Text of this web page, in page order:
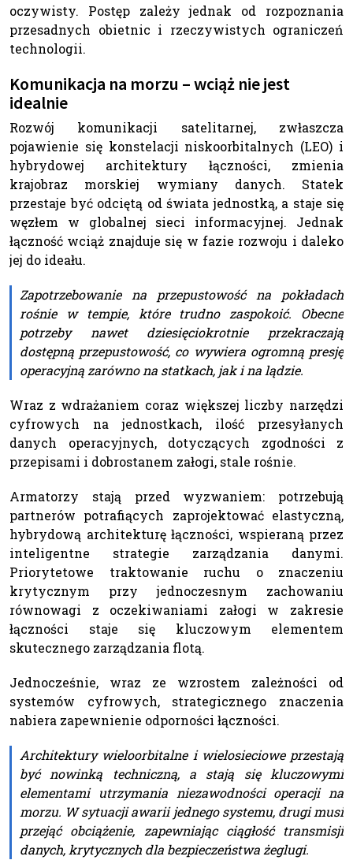
oczywisty. Postęp zależy jednak od rozpoznania
przesadnych obietnic i rzeczywistych ograniczeń
technologii.
Komunikacja na morzu – wciąż nie jest
idealnie
Rozwój komunikacji satelitarnej, zwłaszcza
pojawienie się konstelacji niskoorbitalnych (LEO) i
hybrydowej architektury łączności, zmienia
krajobraz morskiej wymiany danych. Statek
przestaje być odciętą od świata jednostką, a staje się
węzłem w globalnej sieci informacyjnej. Jednak
łączność wciąż znajduje się w fazie rozwoju i daleko
jej do ideału.
Zapotrzebowanie na przepustowość na pokładach
rośnie w tempie, które trudno zaspokoić. Obecne
potrzeby nawet dziesięciokrotnie przekraczają
dostępną przepustowość, co wywiera ogromną presję
operacyjną zarówno na statkach, jak i na lądzie.
Wraz z wdrażaniem coraz większej liczby narzędzi
cyfrowych na jednostkach, ilość przesyłanych
danych operacyjnych, dotyczących zgodności z
przepisami i dobrostanem załogi, stale rośnie.
Armatorzy stają przed wyzwaniem: potrzebują
partnerów potrafiących zaprojektować elastyczną,
hybrydową architekturę łączności, wspieraną przez
inteligentne strategie zarządzania danymi.
Priorytetowe traktowanie ruchu o znaczeniu
krytycznym przy jednoczesnym zachowaniu
równowagi z oczekiwaniami załogi w zakresie
łączności staje się kluczowym elementem
skutecznego zarządzania flotą.
Jednocześnie, wraz ze wzrostem zależności od
systemów cyfrowych, strategicznego znaczenia
nabiera zapewnienie odporności łączności.
Architektury wieloorbitalne i wielosieciowe przestają
być nowinką techniczną, a stają się kluczowymi
elementami utrzymania niezawodności operacji na
morzu. W sytuacji awarii jednego systemu, drugi musi
przejąć obciążenie, zapewniając ciągłość transmisji
danych, krytycznych dla bezpieczeństwa żeglugi.